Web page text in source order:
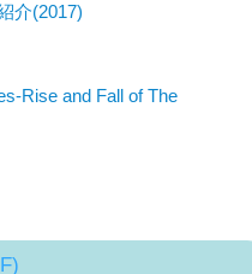
介(2017)
Rise and Fall of The